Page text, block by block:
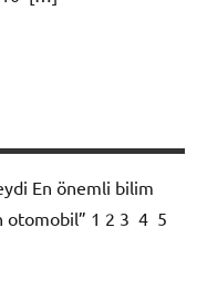
En önemli bilim
otomobil” 1 2 3 4 5